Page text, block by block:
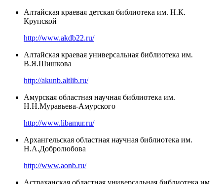
Алтайская краевая детская библиотека им. Н.К.
Крупской
http://www.akdb22.ru/
Алтайская краевая универсальная библиотека им.
В.Я.Шишкова
http://akunb.altlib.ru/
Амурская областная научная библиотека им.
Н.Н.Муравьева-Амурского
http://www.libamur.ru/
Архангельская областная научная библиотека им.
Н.А.Добролюбова
http://www.aonb.ru/
Астраханская областная универсальная библиотека им.